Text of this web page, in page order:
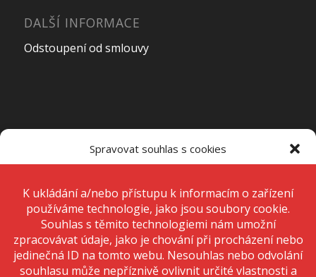
Spravovat souhlas s cookies
technologie, jako jsou soubory cookie. Děláme to, abychom zlepšili
zážitek z prohlížení a zobrazovali personalizované reklamy. Souhlas s
těmito technologiemi nám umožní zpracovávat údaje, jako je chování
při procházení nebo jedinečná ID na tomto webu. Nesouhlas nebo
odvolání souhlasu může nepříznivě ovlivnit určité vlastnosti a funkce.
DALŠÍ INFORMACE
Odstoupení od smlouvy
Pondělí – Pátek7:00 – 15:00
SobotaZavřeno
Neděle Zavřeno